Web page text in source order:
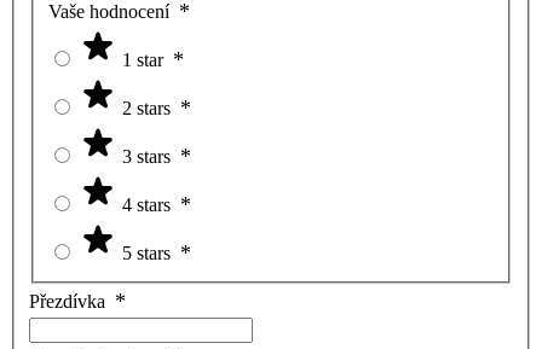
Vaše hodnocení
1 star
2 stars
3 stars
4 stars
5 stars
Přezdívka